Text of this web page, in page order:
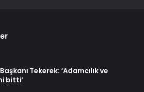
Tekerek: ‘Adamcılık ve
bitti’